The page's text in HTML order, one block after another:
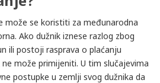
može se koristiti za međunarodna
Ako dužnik iznese razlog zbog
ili postoji rasprava o plaćanju
može primijeniti. U tim slučajevima
postupke u zemlji svog dužnika da